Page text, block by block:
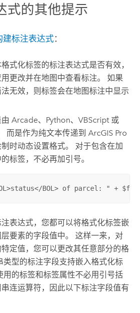
式的其他提示
建标注表达式：
式化标签的标注表达式是否有效，
用更改并在地图中查看标注。 如果
无效，则标签会在地图标注中显示
Arcade、 Python、VBScript 或
而是作为纯文本传递到ArcGIS Pro
时动态设置格式。 对于包含在加
标签，不必再加引号。
BOL> of parcel: " +
表达式，您都可以将格式化标签嵌
要素的字段值中。 这样一来，对
定值，您可以更改其任意部分的格
类型的标注字段支持嵌入格式化标
用的标签和标签属性不必用引号括
连运算符，因此以下标注字段值有